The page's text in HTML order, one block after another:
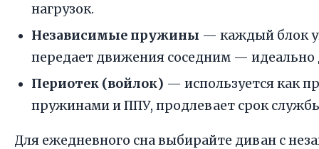
нагрузок.
Независимые пружины — каждый блок
передает движения соседним — идеально
Периотек (войлок) — используется как
пружинами и ППУ, продлевает срок
Для ежедневного сна выбирайте диван с